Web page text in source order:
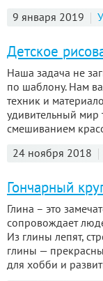
9 января 2019
Детское
Наша задача не
по шаблону. Нам
техник и
удивительный мир
смешиванием
24 ноября 2018
Гончарный
Глина – это
сопровождает
Из глины лепят,
глины —
для хобби и